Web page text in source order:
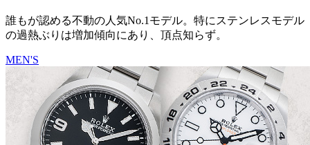
誰もが認める不動の人気No.1モデル。特にステンレスモデル
の過熱ぶりは増加傾向にあり、頂点知らず。
MEN'S